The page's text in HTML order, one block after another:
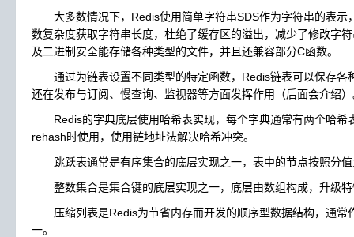
大多数情况下，Redis使用简单字符串SDS作为字符串的表示
数复杂度获取字符串长度，杜绝了缓存区的溢出，减少了修改字
及二进制安全能存储各种类型的文件，并且还兼容部分C函数。
通过为链表设置不同类型的特定函数，Redis链表可以保存各
还在发布与订阅、慢查询、监视器等方面发挥作用（后面会介绍
Redis的字典底层使用哈希表实现，每个字典通常有两个哈希
rehash时使用，使用链地址法解决哈希冲突。
跳跃表通常是有序集合的底层实现之一，表中的节点按照分值
整数集合是集合键的底层实现之一，底层由数组构成，升级特
压缩列表是Redis为节省内存而开发的顺序型数据结构，通常
一。